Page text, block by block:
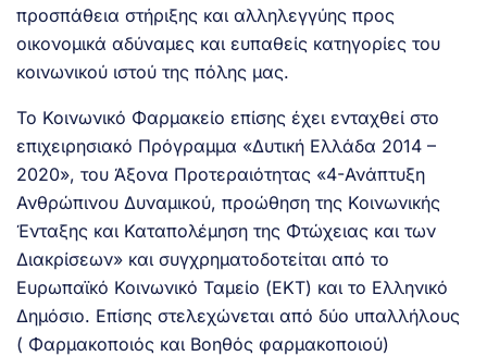
προσπάθεια στήριξης και αλληλεγγύης προς
οικονομικά αδύναμες και ευπαθείς κατηγορίες του
κοινωνικού ιστού της πόλης μας.
Το Κοινωνικό Φαρμακείο επίσης έχει ενταχθεί στο
επιχειρησιακό Πρόγραμμα «Δυτική Ελλάδα 2014 –
2020», του Άξονα Προτεραιότητας «4-Ανάπτυξη
Ανθρώπινου Δυναμικού, προώθηση της Κοινωνικής
Ένταξης και Καταπολέμηση της Φτώχειας και των
Διακρίσεων» και συγχρηματοδοτείται από το
Ευρωπαϊκό Κοινωνικό Ταμείο (ΕΚΤ) και το Ελληνικό
Δημόσιο. Επίσης στελεχώνεται από δύο υπαλλήλους
( Φαρμακοποιός και Βοηθός φαρμακοποιού)